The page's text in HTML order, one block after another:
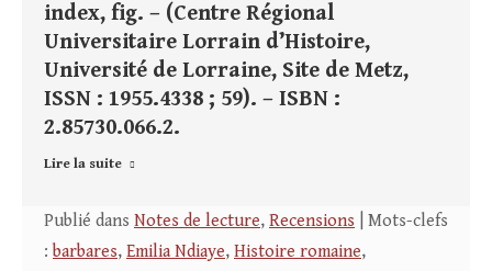
index, fig. – (Centre Régional
Universitaire Lorrain d’Histoire,
Université de Lorraine, Site de Metz,
ISSN : 1955.4338 ; 59). – ISBN :
2.85730.066.2.
Lire la suite
Publié dans Notes de lecture, Recensions | Mots-clefs
: barbares, Emilia Ndiaye, Histoire romaine,